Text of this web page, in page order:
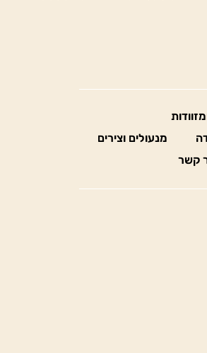
מנעולים וצירים
קשר